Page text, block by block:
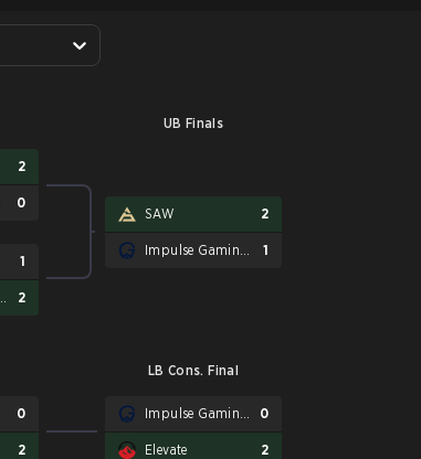
UB Finals
2
0
1
2
SAW 2
1
LB Cons. Final
0
2
0
Elevate 2